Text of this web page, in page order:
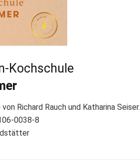
Kochschule
Richard Rauch und Katharina Seiser.
0038-8